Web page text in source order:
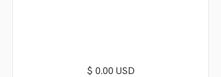
$ 0.00 USD